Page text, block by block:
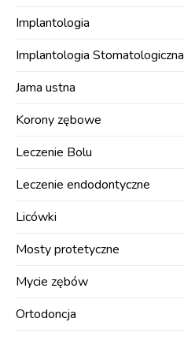
Implantologia
Implantologia Stomatologiczna
Jama ustna
Korony zębowe
Leczenie Bolu
Leczenie endodontyczne
Licówki
Mosty protetyczne
Mycie zębów
Ortodoncja